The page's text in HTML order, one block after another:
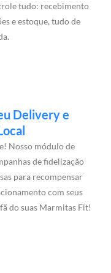
tudo: recebimento
e estoque, tudo de
Delivery e
Nosso módulo de
de fidelização
para recompensar
com seus
do suas Marmitas Fit!